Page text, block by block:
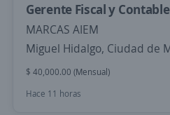
Gerente Fiscal y Contable
MARCAS AIEM
Miguel Hidalgo, Ciudad de
$ 40,000.00 (Mensual)
Hace 11 horas